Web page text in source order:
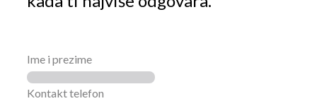
Ime i prezime
Kontakt telefon